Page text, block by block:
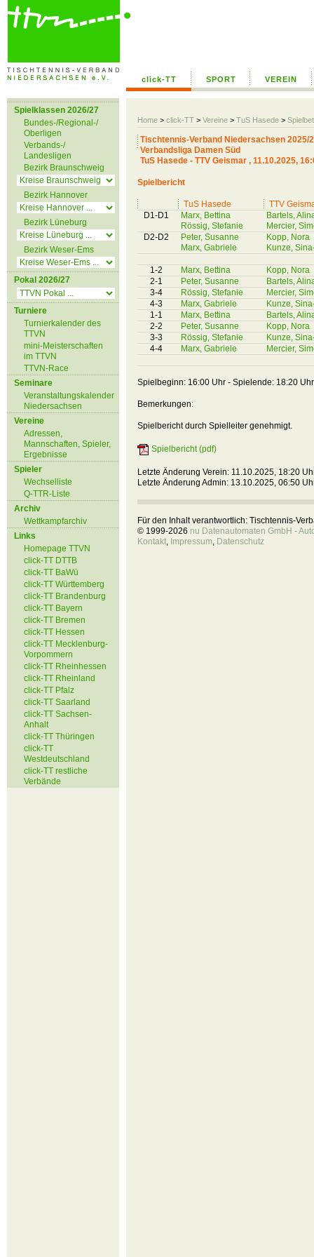
click-TT SPORT VEREIN
Home > click-TT > Vereine > TuS Hasede >
Spielklassen 2026/27
Bundes-/Regional-/
Oberligen
Verbands-/
Landesligen
Bezirk Braunschweig
Bezirk Hannover
Bezirk Lüneburg
Bezirk Weser-Ems
Pokal 2026/27
Turniere
Turnierkalender des
TTVN
mini-Meisterschaften
im TTVN
TTVN-Race
Seminare
Veranstaltungskalender
Niedersachsen
Vereine
Adressen,
Mannschaften, Spieler,
Ergebnisse
Spieler
Wechselliste
Q-TTR-Liste
Archiv
Wettkampfarchiv
Links
Homepage TTVN
click-TT DTTB
click-TT BaWü
click-TT Württemberg
click-TT Brandenburg
click-TT Bayern
click-TT Bremen
click-TT Hessen
click-TT Mecklenburg-
Vorpommern
click-TT Rheinhessen
click-TT Rheinland
click-TT Pfalz
click-TT Saarland
click-TT Sachsen-
Anhalt
click-TT Thüringen
click-TT
Westdeutschland
click-TT restliche
Verbände
Tischtennis-Verband Niedersachsen 2025/
Verbandsliga Damen Süd
TuS Hasede - TTV Geismar , 11.10.2025,
Spielbericht
TuS Hasede
TTV
D1-D1
Marx, Bettina
Rössig, Stefanie
Bartels,
Mercier,
D2-D2
Peter, Susanne
Marx, Gabriele
Kopp, Nora
Kunze,
1-2 Marx, Bettina
Kopp, Nora
2-1
Peter, Susanne
Bartels,
3-4
Rössig, Stefanie
Mercier,
4-3
Marx, Gabriele
Kunze,
1-1
Marx, Bettina
Bartels,
2-2
Peter, Susanne
Kopp, Nora
3-3
Rössig, Stefanie
Kunze,
4-4
Marx, Gabriele Mercier,
Spielbeginn: 16:00 Uhr - Spielende: 18:20 Uhr
Bemerkungen:
Spielbericht durch Spielleiter genehmigt.
Spielbericht (pdf)
Letzte Änderung Verein: 11.10.2025, 18:20
Letzte Änderung Admin: 13.10.2025, 06:50
Für den Inhalt verantwortlich: Tischtennis-
© 1999-2026 nu Datenautomaten GmbH -
Kontakt, Impressum, Datenschutz